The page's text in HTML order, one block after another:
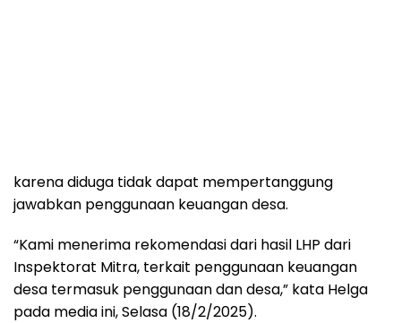
karena diduga tidak dapat mempertanggung
jawabkan penggunaan keuangan desa.
“Kami menerima rekomendasi dari hasil LHP dari
Inspektorat Mitra, terkait penggunaan keuangan
desa termasuk penggunaan dan desa,” kata Helga
pada media ini, Selasa (18/2/2025).